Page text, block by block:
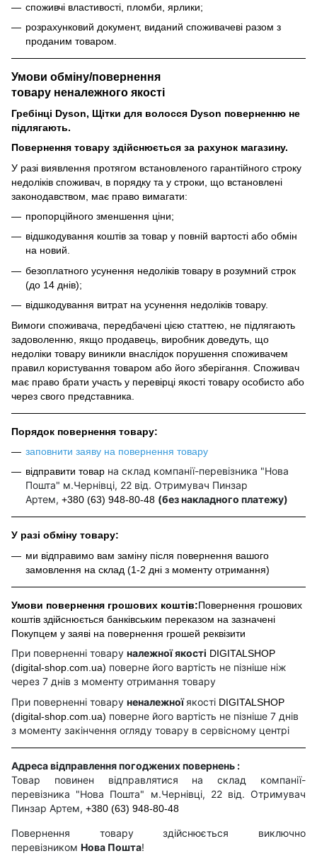
споживчі властивості, пломби, ярлики;
розрахунковий документ, виданий споживачеві разом з
проданим товаром.
Умови обміну/повернення
товару неналежного якості
Гребінці Dyson, Щітки для волосся Dyson поверненню не
підлягають.
Повернення товару здійснюється за рахунок магазину.
У разі виявлення протягом встановленого гарантійного строку
недоліків споживач, в порядку та у строки, що встановлені
законодавством, має право вимагати:
пропорційного зменшення ціни;
відшкодування коштів за товар у повній вартості або обмін
на новий.
безоплатного усунення недоліків товару в розумний строк
(до 14 днів);
відшкодування витрат на усунення недоліків товару.
Вимоги споживача, передбачені цією статтею, не підлягають
задоволенню, якщо продавець, виробник доведуть, що
недоліки товару виникли внаслідок порушення споживачем
правил користування товаром або його зберігання. Споживач
має право брати участь у перевірці якості товару особисто або
через свого представника.
Порядок повернення товару:
заповнити заяву на повернення товару
відправити товар на склад компанії-перевізника "Нова
Пошта" м.Чернівці, 22 від. Отримувач Пинзар
Артем, +380 (63) 948-80-48 (без накладного платежу)
У разі обміну товару:
ми відправимо вам заміну після повернення вашого
замовлення на склад (1-2 дні з моменту отримання)
Умови повернення грошових коштів:Повернення грошових
коштів здійснюється банківським переказом на зазначені
Покупцем у заяві на повернення грошей реквізити
При поверненні товару належної якості DIGITALSHOP
(digital-shop.com.ua) поверне його вартість не пізніше ніж
через 7 днів з моменту отримання товару
При поверненні товару неналежноїякості DIGITALSHOP
(digital-shop.com.ua) поверне його вартість не пізніше 7 днів
з моменту закінчення огляду товару в сервісному центрі
Адреса відправлення погоджених повернень :
Товар повинен відправлятися на склад компанії-
перевізника "Нова Пошта" м.Чернівці, 22 від. Отримувач
Пинзар Артем, +380 (63) 948-80-48
Повернення товару здійснюється виключно
перевізником Нова Пошта!